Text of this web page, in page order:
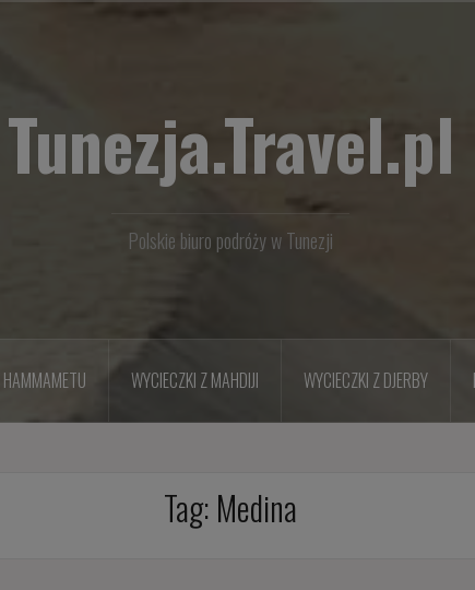
Tunezja.Travel.pl
Polskie biuro podróży w Tunezji
WYCIECZKI Z MAHDIJI WYCIECZKI Z DJERBY
Tag: Medina